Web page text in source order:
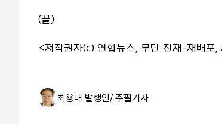
(끝)
<저작권자(c) 연합뉴스, 무단 전재-재배포
최용대 발행인/ 주필기자